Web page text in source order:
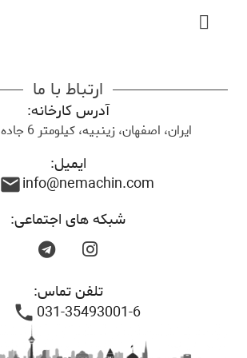
ارتباط با ما
آدرس کارخانه:
ایران، اصفهان، زینبیه، کیلومتر 6 جاده حبیب آباد
ایمیل:
info@nemachin.com
mail
شبکه های اجتماعی:
تلفن تماس:
031-35493001-6
phone